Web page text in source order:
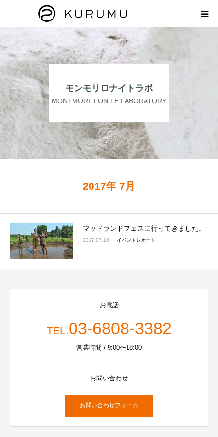
モンモリロナイトラボ
MONTMORILLONITE LABORATORY
2017年 7月
マッドランドフェスに行ってきました。
2017.07.10 イベントレポート
お電話
TEL.03-6808-3382
営業時間 / 9:00〜18:00
お問い合わせ
お問い合わせフォーム
HOME
ABOUT
プロダクト
モンモリロナイトラボ
お知らせ